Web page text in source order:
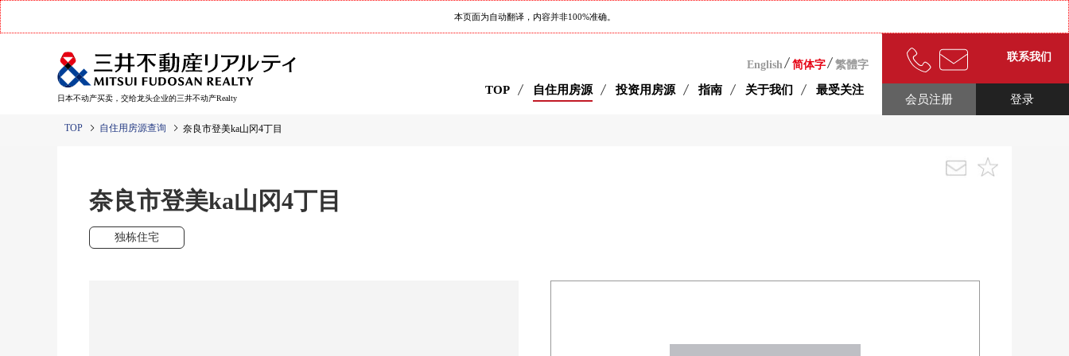
本页面为自动翻译，内容并非100%准确。
日本不动产买卖，交给龙头企业的三井不动产Realty
English 简体字 繁體字
TOP 自住用房源 投资用房源 指南 关于我们 最受关注
联系我们
登录
会员注册
TOP 自住用房源查询 奈良市登美ka山冈4丁目
奈良市登美ka山冈4丁目
独栋住宅